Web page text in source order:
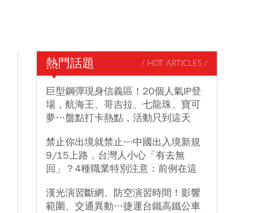
熱門話題 / HOT ARTICLES /
巨型鋼彈現身信義區！20個人氣IP登
場，航海王、哥吉拉、七龍珠、寶可
夢…盤點打卡熱點，活動只到這天
禁止你出境就禁止…中國出入境新規
9/15上路，台灣人小心「有去無
回」？4種職業特別注意：前例在這
漢光演習斷網、防空演習時間！影響
範圍、交通異動…捷運台鐵高鐵公車